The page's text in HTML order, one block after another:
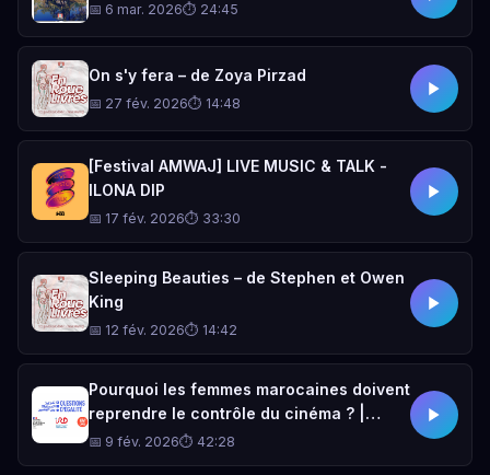
📅 6 mar. 2026⏱ 24:45
On s'y fera – de Zoya Pirzad
📅 27 fév. 2026⏱ 14:48
[Festival AMWAJ] LIVE MUSIC & TALK -
ILONA DIP
📅 17 fév. 2026⏱ 33:30
Sleeping Beauties – de Stephen et Owen
King
📅 12 fév. 2026⏱ 14:42
Pourquoi les femmes marocaines doivent
reprendre le contrôle du cinéma ? |
Lamia Chraibi
📅 9 fév. 2026⏱ 42:28